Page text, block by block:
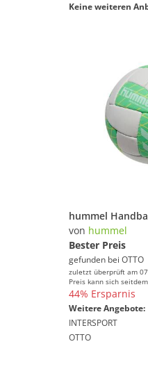
Keine weiteren
von hummel
Bester Preis
gefunden bei OTTO
zuletzt überprüft am
Preis kann sich
44% Ersparnis
Weitere Angebote:
INTERSPORT
OTTO